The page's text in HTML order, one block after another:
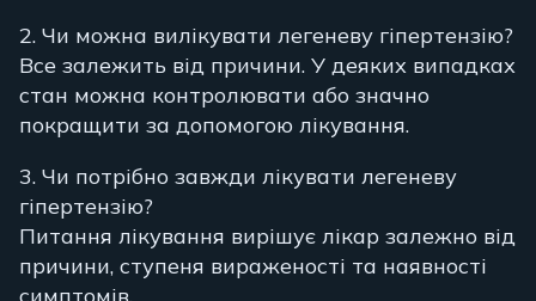
2. Чи можна вилікувати легеневу гіпертензію?
Все залежить від причини. У деяких випадках
стан можна контролювати або значно
покращити за допомогою лікування.
3. Чи потрібно завжди лікувати легеневу
гіпертензію?
Питання лікування вирішує лікар залежно від
причини, ступеня вираженості та наявності